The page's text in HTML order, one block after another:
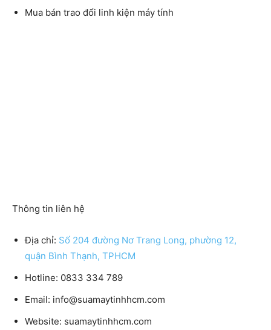
Mua bán trao đổi linh kiện máy tính
Thông tin liên hệ
Địa chỉ: Số 204 đường Nơ Trang Long, phường 12,
quận Bình Thạnh, TPHCM
Hotline: 0833 334 789
Email: info@suamaytinhhcm.com
Website: suamaytinhhcm.com